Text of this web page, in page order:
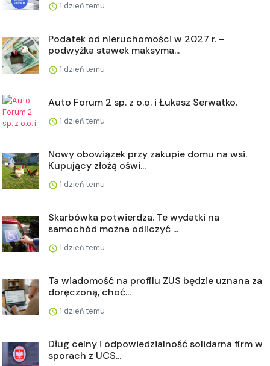
1 dzień temu
Podatek od nieruchomości w 2027 r. –
podwyżka stawek maksyma...
1 dzień temu
Auto Forum 2 sp. z o.o. i Łukasz Serwatko.
1 dzień temu
Nowy obowiązek przy zakupie domu na wsi.
Kupujący złożą oświ...
1 dzień temu
Skarbówka potwierdza. Te wydatki na
samochód można odliczyć ...
1 dzień temu
Ta wiadomość na profilu ZUS będzie uznana za
doręczoną, choć...
1 dzień temu
Dług celny i odpowiedzialność solidarna firm w
sporach z UCS...